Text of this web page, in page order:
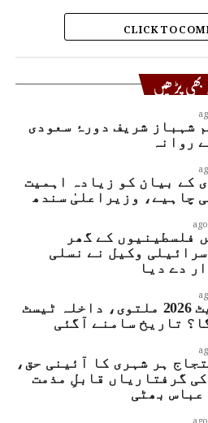
CLICK TO
بھی پڑھیں
شہباز شریف دورۂ سعودی
روانہ
کے بیان کو زیادہ اہمیت
چاہیے، وزیراعلیٰ سندھ
فلسطینیوں کے گھر
وکیل نے نسلی
دے دیا
ایم ڈی کیٹ 2026 ملتوی، داخلہ ٹیسٹ
تاریخ سامنے آگئی
ہر شہری کا آئینی حق،
گرفتاریاں قابلِ مذمت
عباس بھٹی